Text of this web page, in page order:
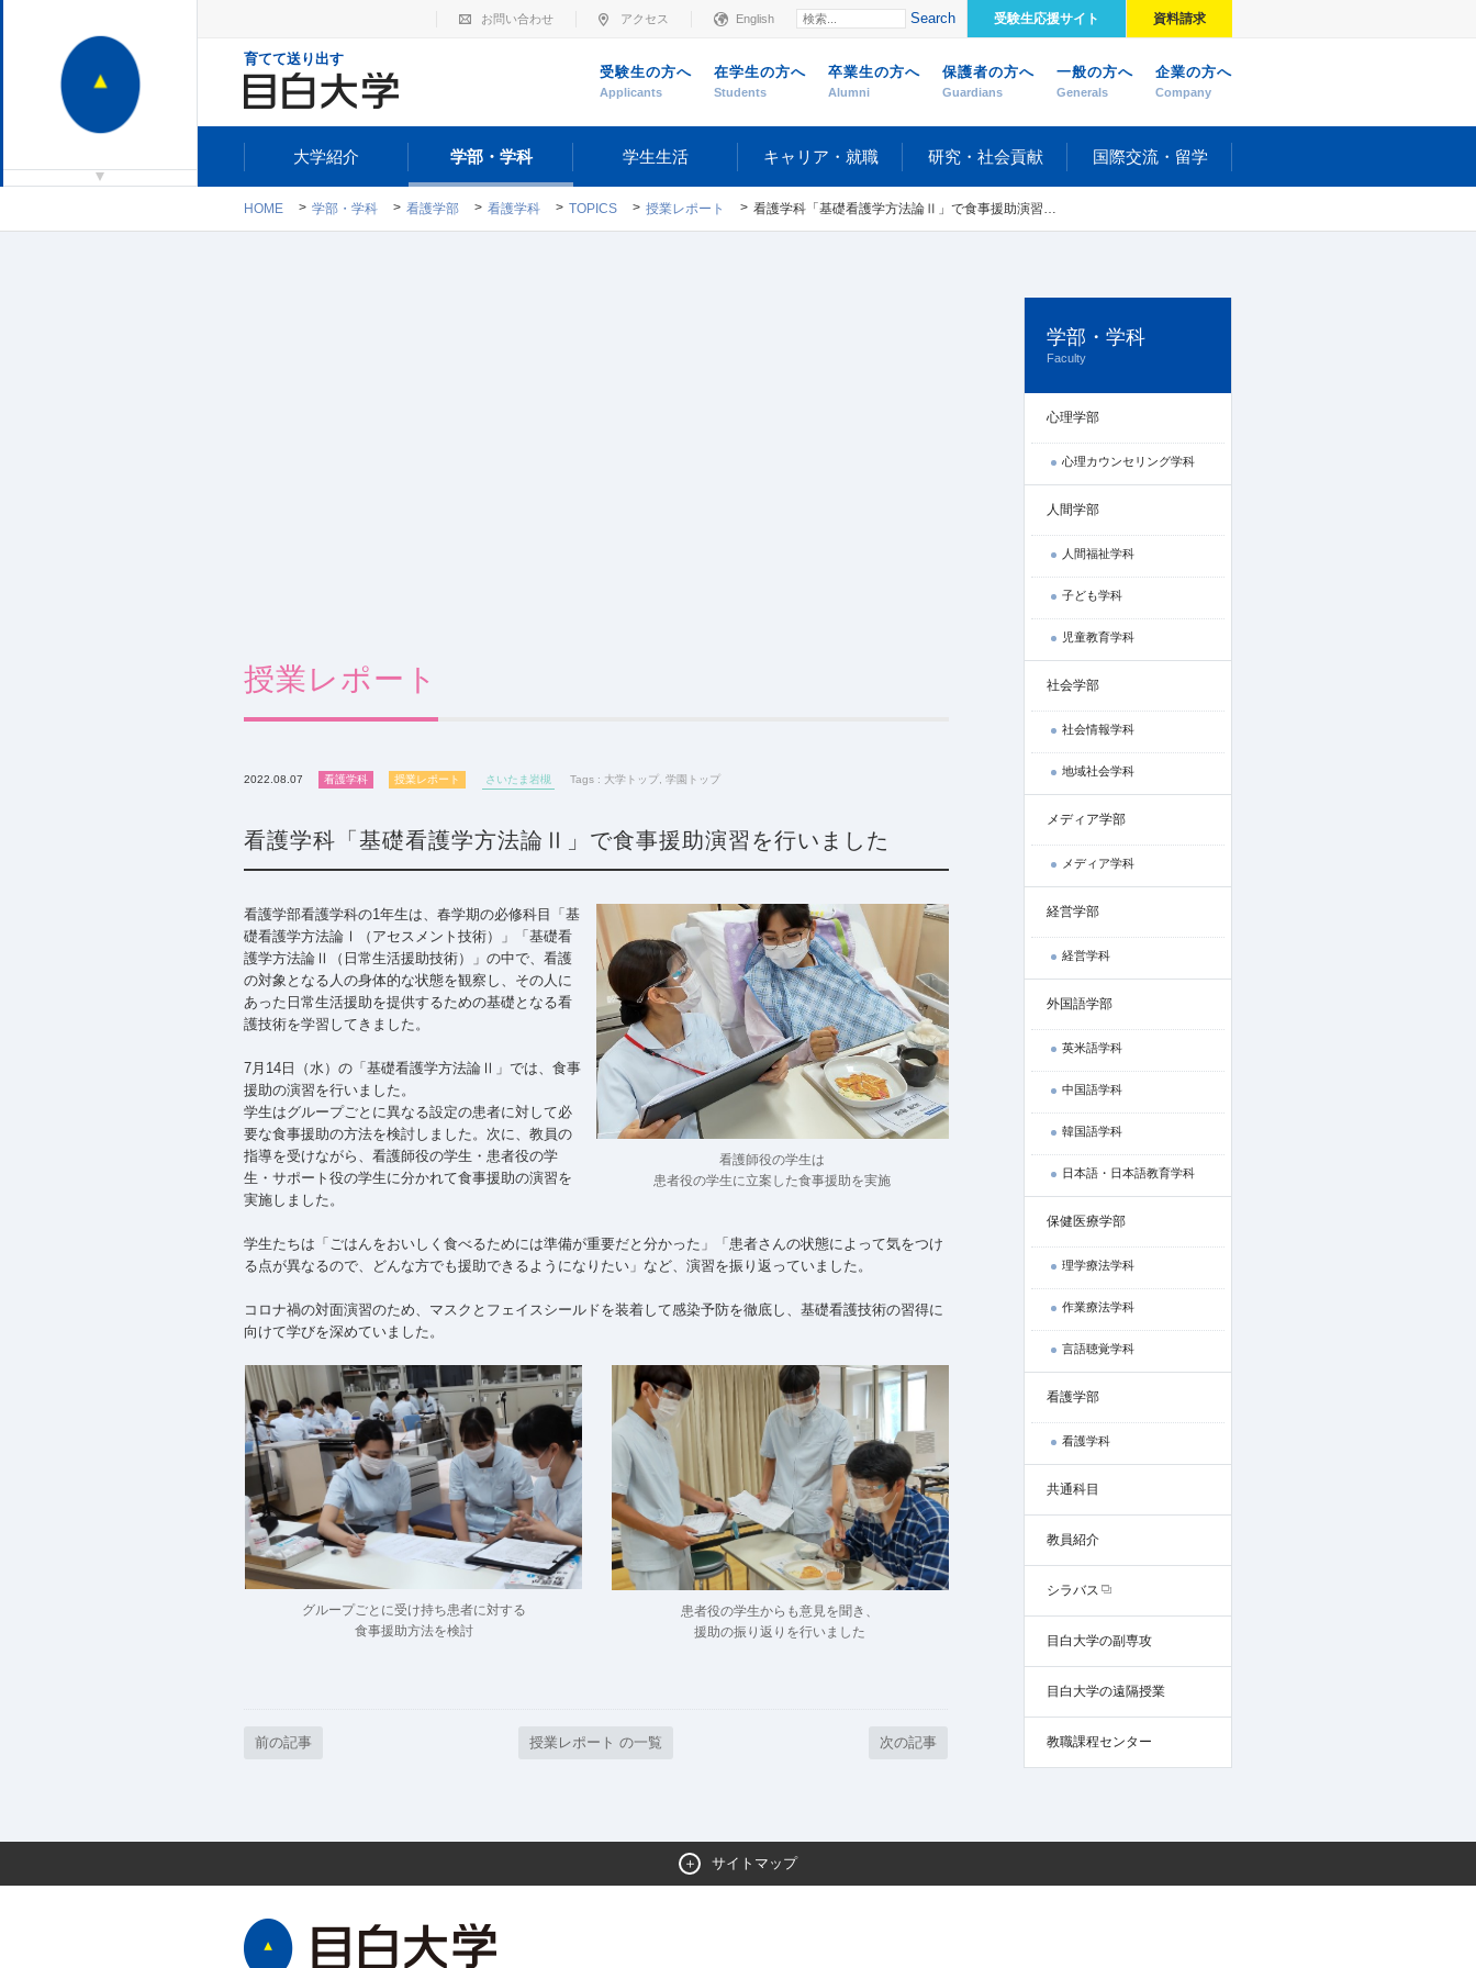
育てて送り出す
お問い合わせ アクセス English Search 受験生応援サイト 資料請求
受験生の方へ
Applicants
在学生の方へ
Students
卒業生の方へ
Alumni
保護者の方へ
Guardians
一般の方へ
Generals
企業の方へ
Company
大学紹介 学部・学科 学生生活 キャリア・就職 研究・社会貢献 国際交流・留学
HOME 学部・学科 看護学部 看護学科 TOPICS 授業レポート 看護学科「基礎看護学方法論Ⅱ」で食事援助演習を行いました
授業レポート
2022.08.07 看護学科 授業レポート さいたま岩槻 Tags : 大学トップ 学園トップ
看護学科「基礎看護学方法論Ⅱ」で食事援助演習を行いました
看護師役の学生は
患者役の学生に立案した食事援助を実施
看護学部看護学科の1年生は、春学期の必修科目「基
礎看護学方法論Ⅰ（アセスメント技術）」「基礎看
護学方法論Ⅱ（日常生活援助技術）」の中で、看護
の対象となる人の身体的な状態を観察し、その人に
あった日常生活援助を提供するための基礎となる看
護技術を学習してきました。
7月14日（水）の「基礎看護学方法論Ⅱ」では、食事
援助の演習を行いました。
学生はグループごとに異なる設定の患者に対して必
要な食事援助の方法を検討しました。次に、教員の
指導を受けながら、看護師役の学生・患者役の学
生・サポート役の学生に分かれて食事援助の演習を
実施しました。
学生たちは「ごはんをおいしく食べるためには準備が重要だと分かった」「患者さんの状態によって気をつけ
る点が異なるので、どんな方でも援助できるようになりたい」など、演習を振り返っていました。
コロナ禍の対面演習のため、マスクとフェイスシールドを装着して感染予防を徹底し、基礎看護技術の習得に
向けて学びを深めていました。
グループごとに受け持ち患者に対する
食事援助方法を検討
患者役の学生からも意見を聞き、
援助の振り返りを行いました
前の記事 授業レポート の一覧 次の記事
学部・学科
Faculty
心理学部
心理カウンセリング学科
人間学部
人間福祉学科
子ども学科
児童教育学科
社会学部
社会情報学科
地域社会学科
メディア学部
メディア学科
経営学部
経営学科
外国語学部
英米語学科
中国語学科
韓国語学科
日本語・日本語教育学科
保健医療学部
理学療法学科
作業療法学科
言語聴覚学科
看護学部
看護学科
共通科目
教員紹介
シラバス
目白大学の副専攻
目白大学の遠隔授業
教職課程センター
サイトマップ